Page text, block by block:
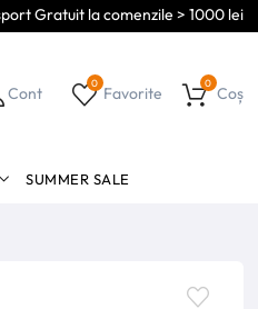
Gratuit la comenzile > 1000 lei
Cont Favorite
0
Coș
0
SUMMER SALE